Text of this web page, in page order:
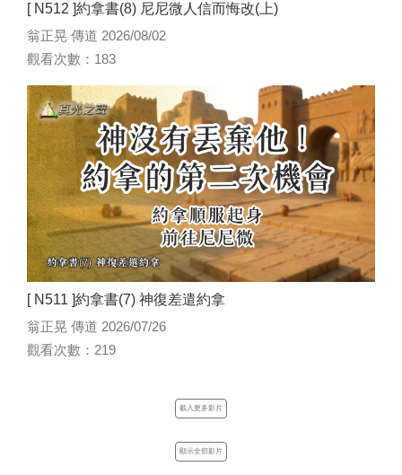
[ N512 ]約拿書(8) 尼尼微人信而悔改(上)
翁正晃 傳道 2026/08/02
觀看次數：183
[ N511 ]約拿書(7) 神復差遣約拿
翁正晃 傳道 2026/07/26
觀看次數：219
載入更多影片
顯示全部影片